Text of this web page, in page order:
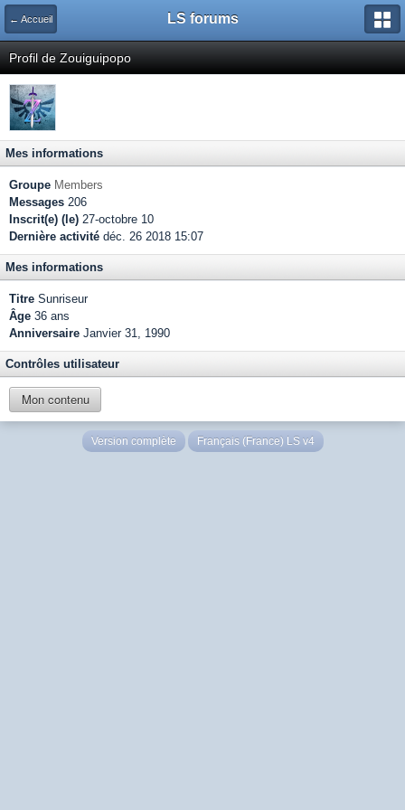
← Accueil LS forums
Profil de Zouiguipopo
Mes informations
Groupe Members
Messages 206
Inscrit(e) (le) 27-octobre 10
Dernière activité déc. 26 2018 15:07
Mes informations
Titre Sunriseur
Âge 36 ans
Anniversaire Janvier 31, 1990
Contrôles utilisateur
Mon contenu
Version complète Français (France) LS v4